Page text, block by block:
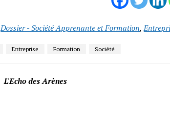
Dossier - Société Apprenante et Formation,
Entreprise Formation Société
L'Echo des Arènes